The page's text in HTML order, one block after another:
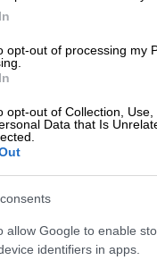
opt-out of processing my
opt-out of Collection,
Data that Is
allow Google to enable
identifiers in apps.
αρνητικά τη
Ηνωμένες
Personal
βασικός